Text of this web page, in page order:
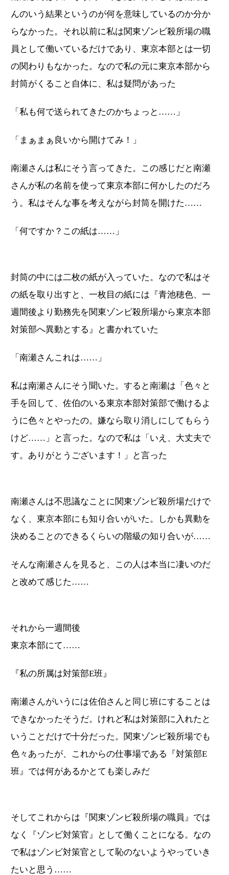
んのいう結果というのが何を意味しているのか分か
らなかった。それ以前に私は関東ゾンビ殺所場の職
員として働いているだけであり、東京本部とは一切
の関わりもなかった。なので私の元に東京本部から
封筒がくること自体に、私は疑問があった
「私も何で送られてきたのかちょっと……」
「まぁまぁ良いから開けてみ！」
南瀬さんは私にそう言ってきた。この感じだと南瀬
さんが私の名前を使って東京本部に何かしたのだろ
う。私はそんな事を考えながら封筒を開けた……
「何ですか？この紙は……」
封筒の中には二枚の紙が入っていた。なので私はそ
の紙を取り出すと、一枚目の紙には『青池穂色、一
週間後より勤務先を関東ゾンビ殺所場から東京本部
対策部へ異動とする』と書かれていた
「南瀬さんこれは……」
私は南瀬さんにそう聞いた。すると南瀬は「色々と
手を回して、佐伯のいる東京本部対策部で働けるよ
うに色々とやったの。嫌なら取り消しにしてもらう
けど……」と言った。なので私は「いえ、大丈夫で
す。ありがとうございます！」と言った
南瀬さんは不思議なことに関東ゾンビ殺所場だけで
なく、東京本部にも知り合いがいた。しかも異動を
決めることのできるくらいの階級の知り合いが……
そんな南瀬さんを見ると、この人は本当に凄いのだ
と改めて感じた……
それから一週間後
東京本部にて……
『私の所属は対策部E班』
南瀬さんがいうには佐伯さんと同じ班にすることは
できなかったそうだ。けれど私は対策部に入れたと
いうことだけで十分だった。関東ゾンビ殺所場でも
色々あったが、これからの仕事場である『対策部E
班』では何があるかとても楽しみだ
そしてこれからは『関東ゾンビ殺所場の職員』では
なく『ゾンビ対策官』として働くことになる。なの
で私はゾンビ対策官として恥のないようやっていき
たいと思う……